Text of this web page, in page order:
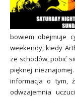
bowiem obejmuje
weekendy, kiedy
ze schodów, pobić
pięknej
informacja o tym,
odwzajemnia